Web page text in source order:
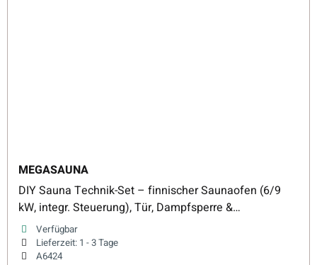
MEGASAUNA
DIY Sauna Technik-Set – finnischer Saunaofen (6/9
kW, integr. Steuerung), Tür, Dampfsperre &
Saunasteine
Verfügbar
Lieferzeit: 1 - 3 Tage
A6424